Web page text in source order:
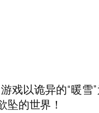
戏以诡异的“暖
坠的世界！